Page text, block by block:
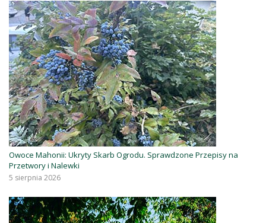
Owoce Mahonii: Ukryty Skarb Ogrodu. Sprawdzone Przepisy na
Przetwory i Nalewki
5 sierpnia 2026